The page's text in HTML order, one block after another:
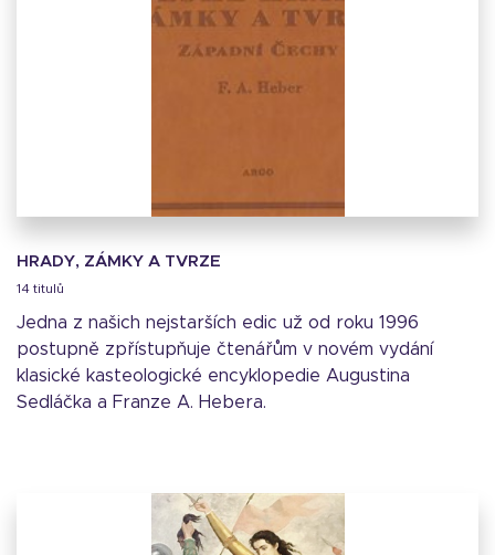
HRADY, ZÁMKY A TVRZE
14 titulů
Jedna z našich nejstarších edic už od roku 1996
postupně zpřístupňuje čtenářům v novém vydání
klasické kasteologické encyklopedie Augustina
Sedláčka a Franze A. Hebera.